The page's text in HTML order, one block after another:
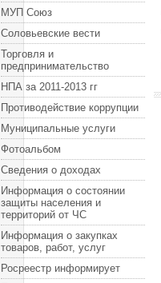
МУП Союз
Соловьевские вести
Торговля и
предпринимательство
НПА за 2011-2013 гг
Противодействие коррупции
Муниципальные услуги
Фотоальбом
Сведения о доходах
Информация о состоянии
защиты населения и
территорий от ЧС
Информация о закупках
товаров, работ, услуг
Росреестр информирует